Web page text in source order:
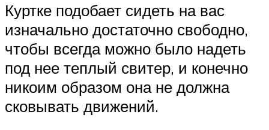
Куртке подобает сидеть на вас
изначально достаточно свободно,
чтобы всегда можно было надеть
под нее теплый свитер, и конечно
никоим образом она не должна
сковывать движений.